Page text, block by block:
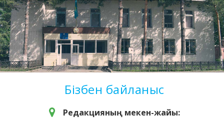
Бізбен байланыс
Редакцияның мекен-жайы: